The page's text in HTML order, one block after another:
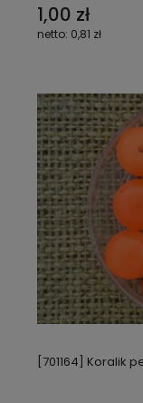
1,00 zł
0,81 zł
[701164] Koralik